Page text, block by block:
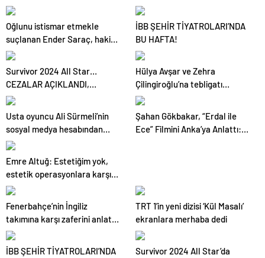
tartışmalara neden oluyor
EGEKAF 24’e konuk oldu
Oğlunu istismar etmekle
suçlanan Ender Saraç, hakim
karşısında gözyaşlarına
İBB ŞEHİR TİYATROLARI’NDA
BU HAFTA!
Survivor 2024 All Star…
CEZALAR AÇIKLANDI,
ÜÇÜNCÜ ELEME ADAYI BELLİ
Hülya Avşar ve Zehra
Çilingiroğlu’na tebligatı
dağıtan kurye hakkında dava
Usta oyuncu Ali Sürmeli’nin
sosyal medya hesabından
yapılan paylaşımlarla ilgili
Şahan Gökbakar, “Erdal ile
Ece” Filmini Anka’ya Anlattı:
Emre Altuğ: Estetiğim yok,
estetik operasyonlara karşı
değilim
Fenerbahçe’nin İngiliz
takımına karşı zaferini anlatan
film galası yapıldı
TRT 1’in yeni dizisi ‘Kül Masalı’
ekranlara merhaba dedi
İBB ŞEHİR TİYATROLARI’NDA
Survivor 2024 All Star’da